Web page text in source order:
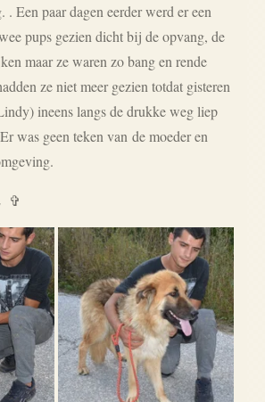
Een paar dagen eerder werd er een
pups gezien dicht bij de opvang, de
maar ze waren zo bang en rende
ze niet meer gezien totdat gisteren
ineens langs de drukke weg liep
was geen teken van de moeder en
✞